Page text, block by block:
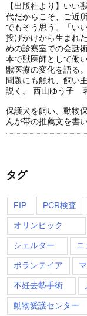
【出版社より】いい
代だからこそ、ご近
でもそう思う。「い
投げかけから生まれ
めの診察室での会話
本で獣医師として働
獣医療の変化を語る
問題にも触れ、飼い
説く。 西山ゆう子
保護犬を飼い、動物
んが帯の推薦文を書
タグ
FIP PCR検査
オリンピック
シェルター
ボランテイア
不妊去勢手術
動物愛護センター